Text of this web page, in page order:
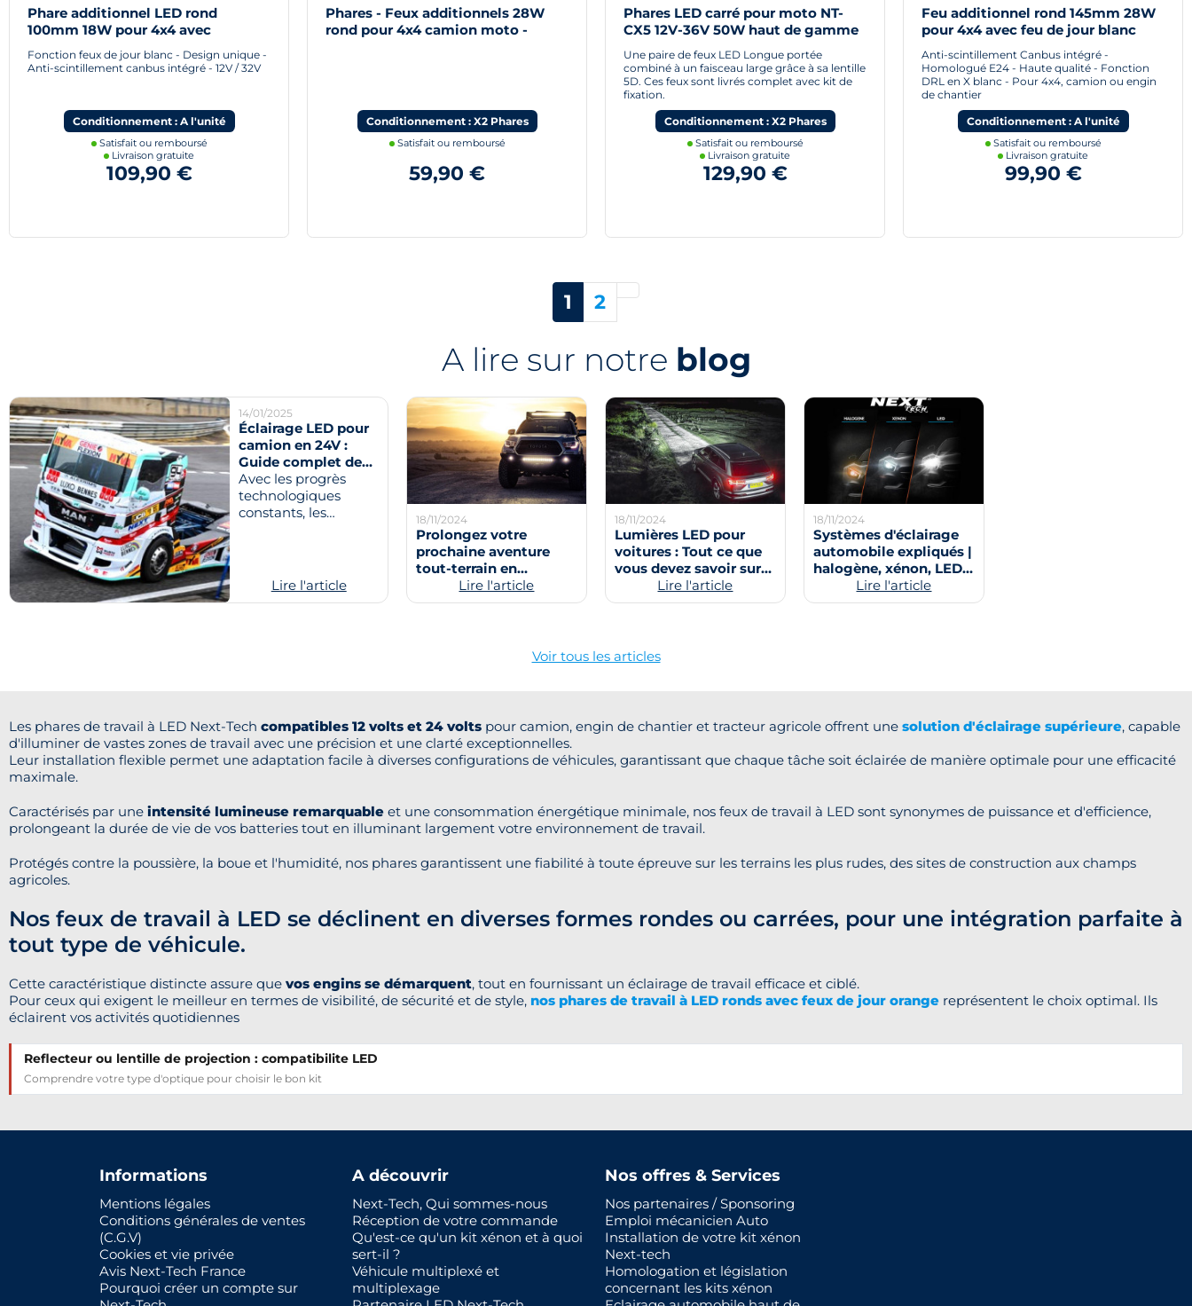
Phare additionnel LED rond
100mm 18W pour 4x4 avec
fonction DRL blanc
Fonction feux de jour blanc - Design unique -
Anti-scintillement canbus intégré - 12V / 32V
Conditionnement : A l'unité
Satisfait ou remboursé
Livraison gratuite
109,90 €
Phares - Feux additionnels 28W
rond pour 4x4 camion moto -
Conditionnement : X2 Phares
Satisfait ou remboursé
59,90 €
Phares LED carré pour moto NT-
CX5 12V-36V 50W haut de gamme
double faisceaux 5D
Une paire de feux LED Longue portée
combiné à un faisceau large grâce à sa lentille
5D. Ces feux sont livrés complet avec kit de
fixation.
Conditionnement : X2 Phares
Satisfait ou remboursé
Livraison gratuite
129,90 €
Feu additionnel rond 145mm 28W
pour 4x4 avec feu de jour blanc
Anti-scintillement Canbus intégré -
Homologué E24 - Haute qualité - Fonction
DRL en X blanc - Pour 4x4, camion ou engin
de chantier
Conditionnement : A l'unité
Satisfait ou remboursé
Livraison gratuite
99,90 €
1 2 Suivant
A lire sur notre blog
14/01/2025
Éclairage LED pour
camion en 24V :
Guide complet des
solutions
innovantes Next-
Tech
Avec les progrès
technologiques
constants, les
Lire l'article
18/11/2024
Prolongez votre
prochaine aventure
tout-terrain en
illuminant vos
chemins
Lire l'article
18/11/2024
Lumières LED pour
voitures : Tout ce que
vous devez savoir sur
les lumières LED pour
voitures
Lire l'article
18/11/2024
Systèmes d'éclairage
automobile expliqués |
halogène, xénon, LED,
lumières laser
Lire l'article
Voir tous les articles
Les phares de travail à LED Next-Tech compatibles 12 volts et 24 volts pour camion, engin de chantier et tracteur agricole offrent une solution d'éclairage supérieure, capable
d'illuminer de vastes zones de travail avec une précision et une clarté exceptionnelles.
Leur installation flexible permet une adaptation facile à diverses configurations de véhicules, garantissant que chaque tâche soit éclairée de manière optimale pour une efficacité
maximale.
Caractérisés par une intensité lumineuse remarquable et une consommation énergétique minimale, nos feux de travail à LED sont synonymes de puissance et d'efficience,
prolongeant la durée de vie de vos batteries tout en illuminant largement votre environnement de travail.
Protégés contre la poussière, la boue et l'humidité, nos phares garantissent une fiabilité à toute épreuve sur les terrains les plus rudes, des sites de construction aux champs
agricoles.
Nos feux de travail à LED se déclinent en diverses formes rondes ou carrées, pour une intégration parfaite à
tout type de véhicule.
Cette caractéristique distincte assure que vos engins se démarquent, tout en fournissant un éclairage de travail efficace et ciblé.
Pour ceux qui exigent le meilleur en termes de visibilité, de sécurité et de style, nos phares de travail à LED ronds avec feux de jour orange représentent le choix optimal. Ils
éclairent vos activités quotidiennes
Reflecteur ou lentille de projection : compatibilite LED
Comprendre votre type d'optique pour choisir le bon kit
Informations
Mentions légales
Conditions générales de ventes
(C.G.V)
Cookies et vie privée
Avis Next-Tech France
Pourquoi créer un compte sur
A découvrir
Next-Tech, Qui sommes-nous
Réception de votre commande
Qu'est-ce qu'un kit xénon et à quoi
sert-il ?
Véhicule multiplexé et
multiplexage
Nos offres & Services
Nos partenaires / Sponsoring
Emploi mécanicien Auto
Installation de votre kit xénon
Next-tech
Homologation et législation
concernant les kits xénon